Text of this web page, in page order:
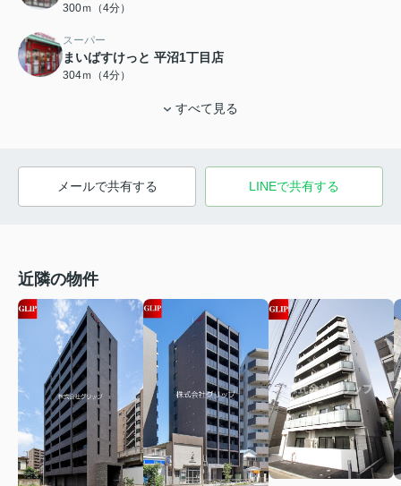
300ｍ（4分）
スーパー
まいばすけっと 平沼1丁目店
304ｍ（4分）
すべて見る
メールで共有する LINEで共有する
近隣の物件